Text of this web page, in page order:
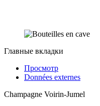
Главные вкладки
Просмотр
Données externes
Champagne Voirin-Jumel